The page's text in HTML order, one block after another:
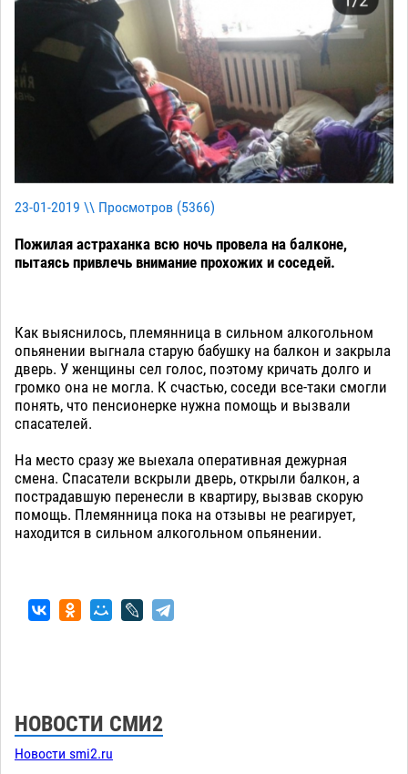
23-01-2019 \\ Просмотров (5366)
Пожилая астраханка всю ночь провела на балконе,
пытаясь привлечь внимание прохожих и соседей.
Как выяснилось, племянница в сильном алкогольном
опьянении выгнала старую бабушку на балкон и закрыла
дверь. У женщины сел голос, поэтому кричать долго и
громко она не могла. К счастью, соседи все-таки смогли
понять, что пенсионерке нужна помощь и вызвали
спасателей.
На место сразу же выехала оперативная дежурная
смена. Спасатели вскрыли дверь, открыли балкон, а
пострадавшую перенесли в квартиру, вызвав скорую
помощь. Племянница пока на отзывы не реагирует,
находится в сильном алкогольном опьянении.
НОВОСТИ СМИ2
Новости smi2.ru